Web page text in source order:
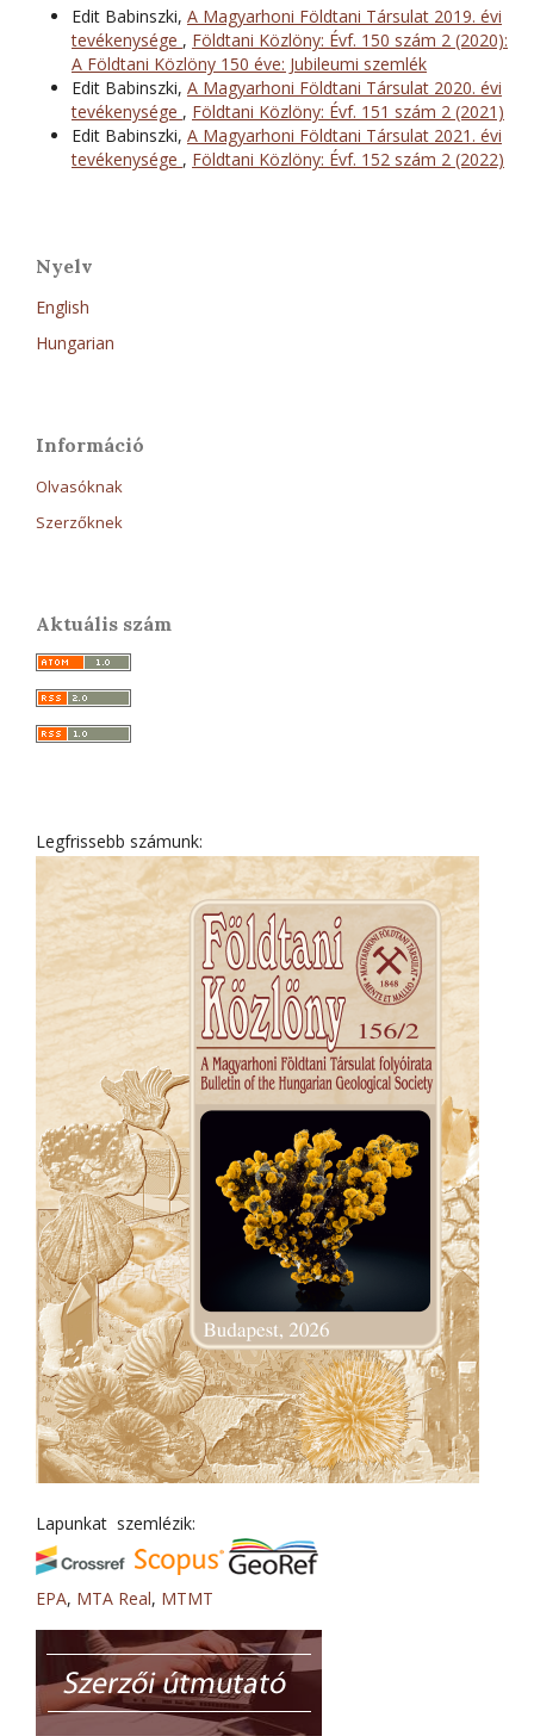
Edit Babinszki, A Magyarhoni Földtani Társulat 2019. évi
tevékenysége , Földtani Közlöny: Évf. 150 szám 2 (2020):
A Földtani Közlöny 150 éve: Jubileumi szemlék
Edit Babinszki, A Magyarhoni Földtani Társulat 2020. évi
tevékenysége , Földtani Közlöny: Évf. 151 szám 2 (2021)
Edit Babinszki, A Magyarhoni Földtani Társulat 2021. évi
tevékenysége , Földtani Közlöny: Évf. 152 szám 2 (2022)
Nyelv
English
Hungarian
Információ
Olvasóknak
Szerzőknek
Aktuális szám
Legfrissebb számunk:
Lapunkat szemlézik:
EPA, MTA Real, MTMT